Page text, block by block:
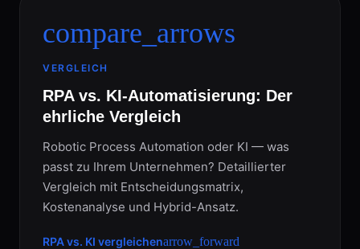
compare_arrows
VERGLEICH
RPA vs. KI-Automatisierung: Der
ehrliche Vergleich
Robotic Process Automation oder KI — was
passt zu Ihrem Unternehmen? Detaillierter
Vergleich mit Entscheidungsmatrix,
Kostenanalyse und Hybrid-Ansatz.
RPA vs. KI vergleichenarrow_forward